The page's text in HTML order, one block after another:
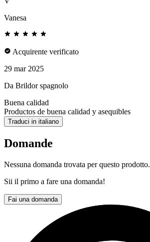
Vanesa
Acquirente verificato
29 mar 2025
Da Brildor spagnolo
Buena calidad
Productos de buena calidad y asequibles
Traduci in italiano
Domande
Nessuna domanda trovata per questo prodotto.
Sii il primo a fare una domanda!
Fai una domanda